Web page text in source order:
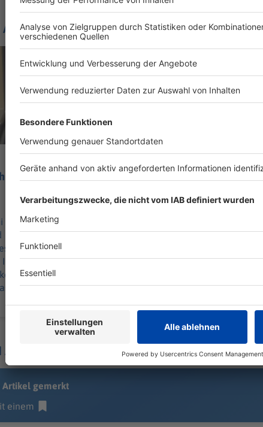
INTERESSIEREN
Infantino
Marokko
Option
Fußball?
Frauen-Tour erklimmt
Mythos Ventoux:
zu 15 Prozent Steigung und auf den
beängstigende Mondlandschaft -
Tour-Dramen gesorgt. Was bringt er
Artikel gemerkt
einem